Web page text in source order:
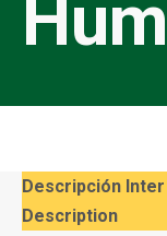
Descripción
Description